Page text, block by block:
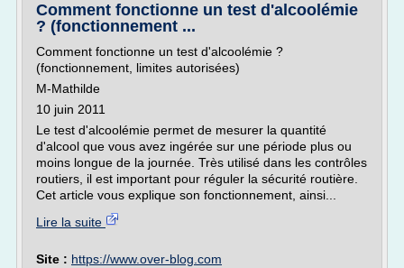
Comment fonctionne un test d'alcoolémie
? (fonctionnement ...
Comment fonctionne un test d'alcoolémie ?
(fonctionnement, limites autorisées)
M-Mathilde
10 juin 2011
Le test d'alcoolémie permet de mesurer la quantité
d'alcool que vous avez ingérée sur une période plus ou
moins longue de la journée. Très utilisé dans les contrôles
routiers, il est important pour réguler la sécurité routière.
Cet article vous explique son fonctionnement, ainsi...
Lire la suite
Site : https://www.over-blog.com